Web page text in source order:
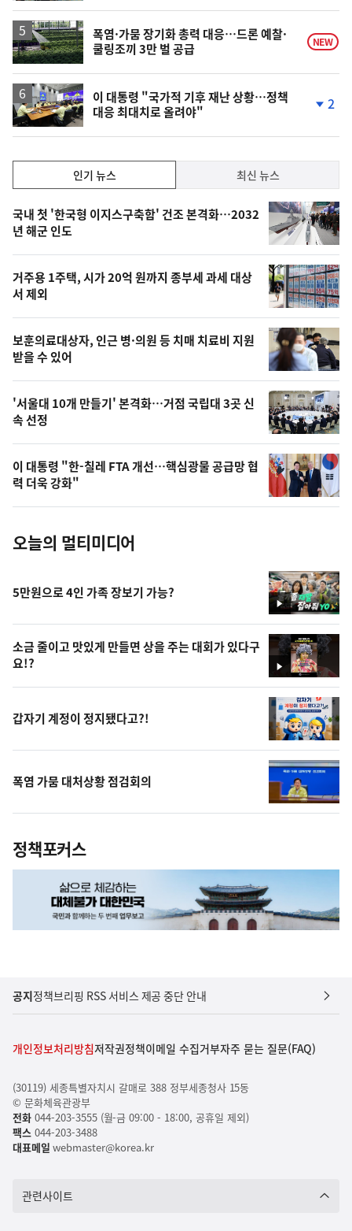
하
락
폭염·가뭄 장기화 총력 대응…드론 예찰·
쿨링조끼 3만 벌 공급
NEW
이 대통령 "국가적 기후 재난 상황…정책
대응 최대치로 올려야"
하
락
2
기,
최
신,
오
늘
의
영
상
오
늘
의
사
진
인기 뉴스 최신 뉴스
인
기
뉴
스
국내 첫 '한국형 이지스구축함' 건조 본격화…2032
년 해군 인도
거주용 1주택, 시가 20억 원까지 종부세 과세 대상
서 제외
보훈의료대상자, 인근 병·의원 등 치매 치료비 지원
받을 수 있어
'서울대 10개 만들기' 본격화…거점 국립대 3곳 신
속 선정
이 대통령 "한-칠레 FTA 개선…핵심광물 공급망 협
력 더욱 강화"
오늘의 멀티미디어
영
상
5만원으로 4인 가족 장보기 가능?
영
상
소금 줄이고 맛있게 만들면 상을 주는 대회가 있다구
요!?
갑자기 계정이 정지됐다고?!
폭염 가뭄 대처상황 점검회의
정책포커스
공지정책브리핑 RSS 서비스 제공 중단 안내
개인정보처리방침저작권정책이메일 수집거부자주 묻는 질문(FAQ)
(30119) 세종특별자치시 갈매로 388 정부세종청사 15동
© 문화체육관광부
전화044-203-3555 (월-금 09:00 - 18:00, 공휴일 제외)
팩스044-203-3488
대표메일 webmaster@korea.kr
관련사이트